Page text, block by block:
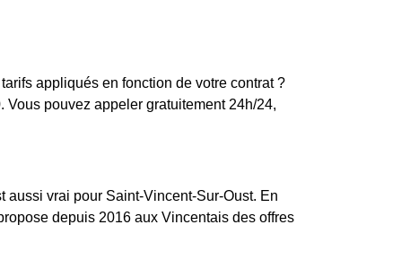
appliqués en fonction de votre contrat ?
pouvez appeler gratuitement 24h/24,
aussi vrai pour Saint-Vincent-Sur-Oust. En
depuis 2016 aux Vincentais des offres